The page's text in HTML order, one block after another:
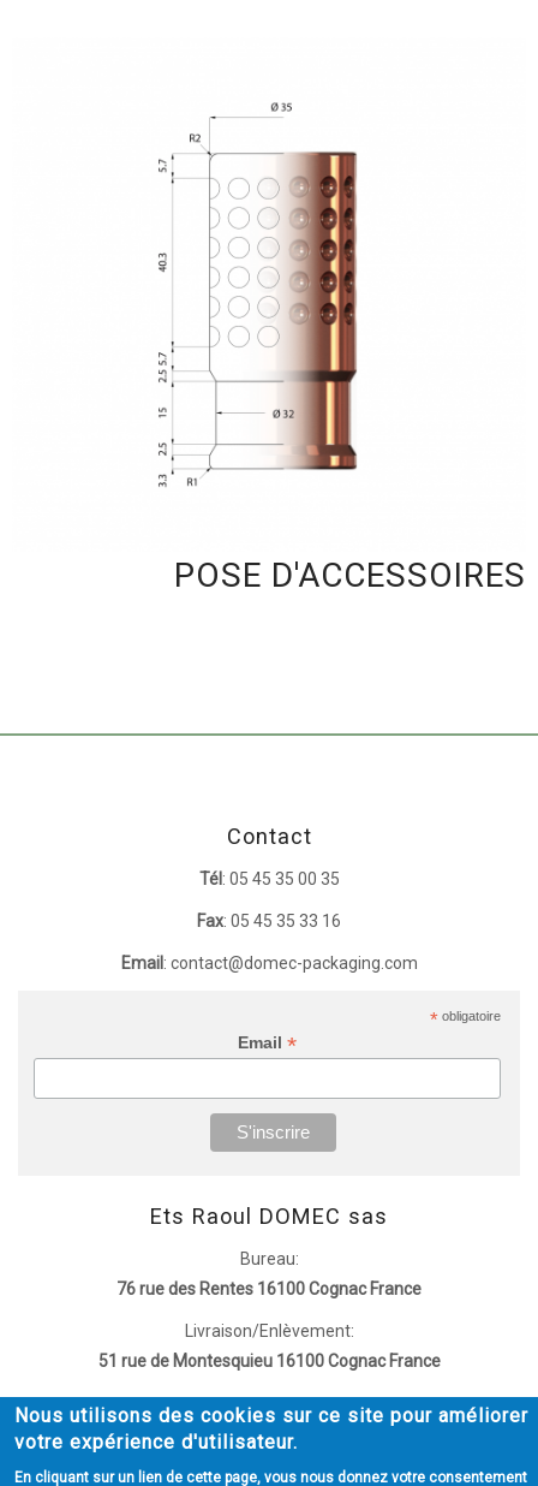
POSE D'ACCESSOIRES
Contact
Tél : 05 45 35 00 35
Fax: 05 45 35 33 16
Email : contact@domec-packaging.com
*obligatoire
Email *
Ets Raoul DOMEC sas
Bureau:
76 rue des Rentes 16100 Cognac France
Livraison/Enlèvement:
51 rue de Montesquieu 16100 Cognac France
Menu
MENTIONS LÉGALES POLITIQUE DE CONFIDENTIALITÉ
Nous utilisons des cookies sur ce site pour améliorer
votre expérience d'utilisateur.
En cliquant sur un lien de cette page, vous nous donnez votre consentement